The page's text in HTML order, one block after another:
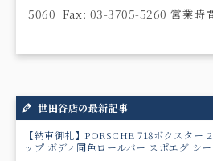
5060 Fax: 03-3705-5260 営業時
世田谷店の最新記事
【納車御礼】PORSCHE 718ボクスタ
ップ ボディ同色ロールバー スポエグ シ